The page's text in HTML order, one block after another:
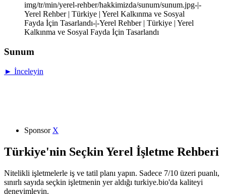
img/tr/min/yerel-rehber/hakkimizda/sunum/sunum.jpg-|-
Yerel Rehber | Türkiye | Yerel Kalkınma ve Sosyal
Fayda İçin Tasarlandı-|-Yerel Rehber | Türkiye | Yerel
Kalkınma ve Sosyal Fayda İçin Tasarlandı
Sunum
► İnceleyin
Sponsor X
Türkiye'nin Seçkin Yerel İşletme Rehberi
Nitelikli işletmelerle iş ve tatil planı yapın. Sadece 7/10 üzeri puanlı,
sınırlı sayıda seçkin işletmenin yer aldığı turkiye.bio'da kaliteyi
deneyimleyin.